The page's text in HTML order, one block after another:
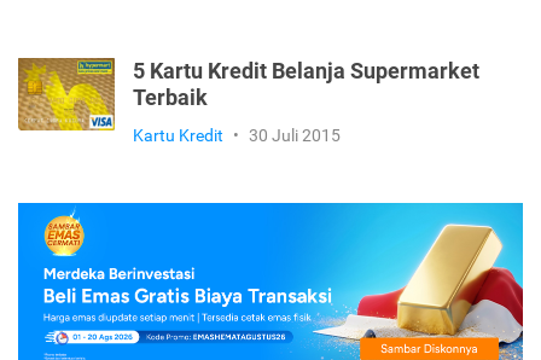
5 Kartu Kredit Belanja Supermarket
Terbaik
Kartu Kredit • 30 Juli 2015